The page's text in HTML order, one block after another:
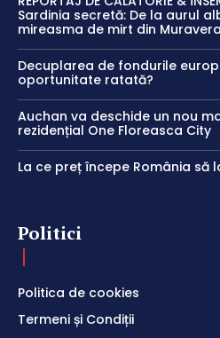
Sardinia secretă: De la aurul
mireasma de mirt din Muravera
Decuplarea de fondurile
oportunitate ratată?
Auchan va deschide un nou
rezidențial One Floreasca City
La ce preț începe România să
Politici
Politica de cookies
Termeni și Condiții